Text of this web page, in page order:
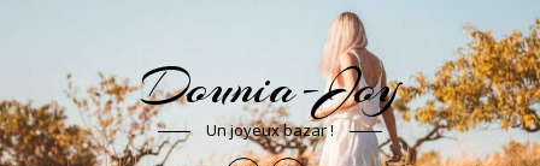
Dounia-Joy
Un joyeux bazar !